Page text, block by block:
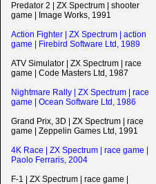
Predator 2 | ZX Spectrum | shooter
game | Image Works, 1991
Action Fighter | ZX Spectrum | action
game | Firebird Software Ltd, 1989
ATV Simulator | ZX Spectrum | race
game | Code Masters Ltd, 1987
Nightmare Rally | ZX Spectrum | race
game | Ocean Software Ltd, 1986
Grand Prix, 3D | ZX Spectrum | race
game | Zeppelin Games Ltd, 1991
4K Race | ZX Spectrum | race game |
Paolo Ferraris, 2004
F-1 | ZX Spectrum | race game |